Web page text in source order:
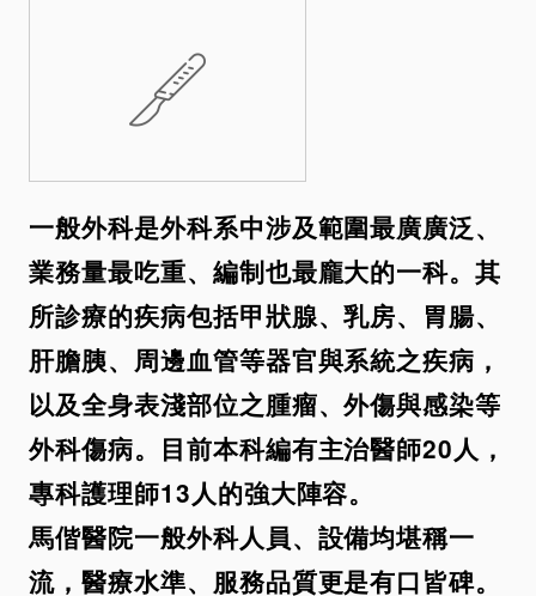
一般外科是外科系中涉及範圍最廣廣泛、
業務量最吃重、編制也最龐大的一科。其
所診療的疾病包括甲狀腺、乳房、胃腸、
肝膽胰、周邊血管等器官與系統之疾病，
以及全身表淺部位之腫瘤、外傷與感染等
外科傷病。目前本科編有主治醫師20人，
專科護理師13人的強大陣容。
馬偕醫院一般外科人員、設備均堪稱一
流，醫療水準、服務品質更是有口皆碑。